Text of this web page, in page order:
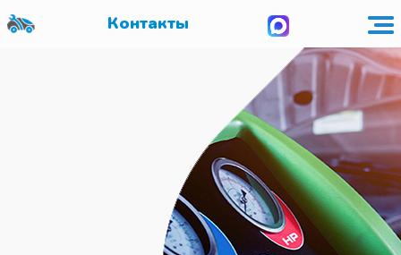
Контакты